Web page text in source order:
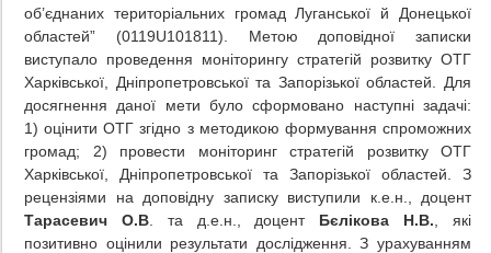
об’єднаних територіальних громад Луганської й Донецької
областей” (0119U101811). Метою доповідної записки
виступало проведення моніторингу стратегій розвитку ОТГ
Харківської, Дніпропетровської та Запорізької областей. Для
досягнення даної мети було сформовано наступні задачі:
1) оцінити ОТГ згідно з методикою формування спроможних
громад; 2) провести моніторинг стратегій розвитку ОТГ
Харківської, Дніпропетровської та Запорізької областей. З
рецензіями на доповідну записку виступили к.е.н., доцент
Тарасевич О.В. та д.е.н., доцент Бєлікова Н.В. , які
позитивно оцінили результати дослідження. З урахуванням